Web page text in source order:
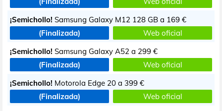
¡Semichollo! Samsung Galaxy M12 128 GB a 169 €
(Finalizada)
Web oficial
¡Semichollo! Samsung Galaxy A52 a 299 €
(Finalizada)
Web oficial
¡Semichollo! Motorola Edge 20 a 399 €
(Finalizada)
Web oficial